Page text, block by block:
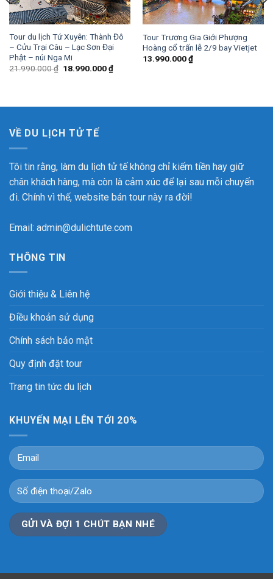
Tour du lịch Tứ Xuyên: Thành Đô
– Cửu Trại Câu – Lạc Sơn Đại
Phật – núi Nga Mi
21.990.000₫ 18.990.000₫
Tour Trương Gia Giới Phượng
Hoàng cổ trấn lễ 2/9 bay Vietjet
13.990.000₫
VỀ DU LỊCH TỬ TẾ
Tôi tin rằng, làm du lịch tử tế không chỉ kiếm tiền hay giữ
chân khách hàng, mà còn là cảm xúc để lại sau mỗi chuyến
đi. Chính vì thế, website bán tour này ra đời!
Email: admin@dulichtute.com
THÔNG TIN
Giới thiệu & Liên hệ
Điều khoản sử dụng
Chính sách bảo mật
Quy định đặt tour
Trang tin tức du lịch
KHUYẾN MẠI LÊN TỚI 20%